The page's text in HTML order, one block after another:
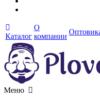
Каталог
О
компании
Меню